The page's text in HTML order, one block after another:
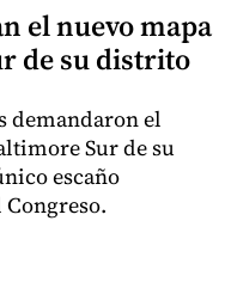
el nuevo mapa
de su distrito
demandaron el
Sur de su
escaño